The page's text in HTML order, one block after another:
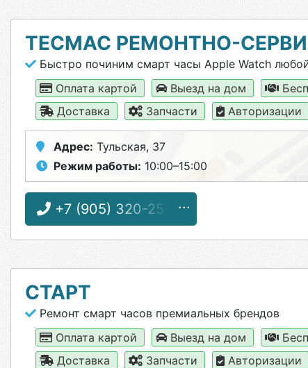
ТЕСМАС РЕМОНТНО-
Быстро починим смарт часы Apple Watch
Оплата картой
Выезд на дом
Доставка
Запчасти Авторизации
Адрес: Тульская, 37
Режим работы: 10:00–15:00
+7 (905) 320-25-12
СТАРТ
Ремонт смарт часов премиальных брендов
Оплата картой
Выезд на дом
Доставка
Запчасти Авторизации